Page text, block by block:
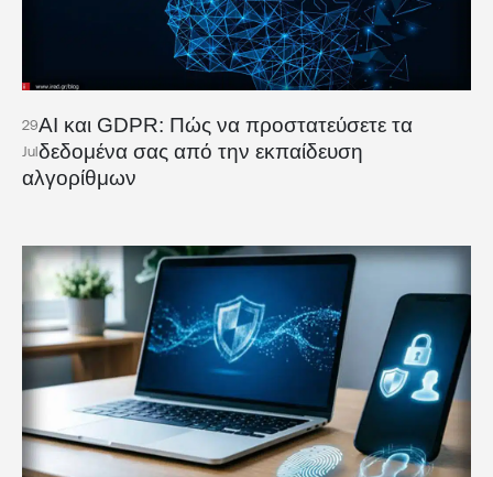
29
Jul
AI και GDPR: Πώς να προστατεύσετε τα
δεδομένα σας από την εκπαίδευση
αλγορίθμων